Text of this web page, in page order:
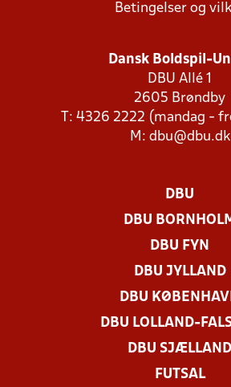
Betingelser og
Dansk Boldspil-
DBU Allé 1
2605 Brøndby
T: 4326 2222 (mandag -
M: dbu@dbu.dk
DBU
DBU
DBU FYN
DBU JYLLAND
DBU
DBU LOLLAND-
DBU SJÆLLAND
FUTSAL